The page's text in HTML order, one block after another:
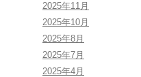
2025年11月
2025年10月
2025年8月
2025年7月
2025年4月